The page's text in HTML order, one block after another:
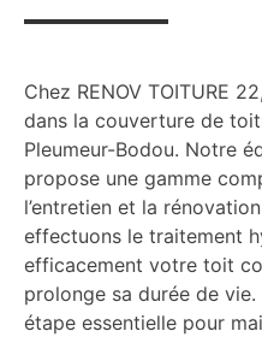
Chez RENOV TOITURE
dans la couverture de
Pleumeur-Bodou. Notre
propose une gamme
l’entretien et la
effectuons le traitement
efficacement votre toit
prolonge sa durée de
étape essentielle pour